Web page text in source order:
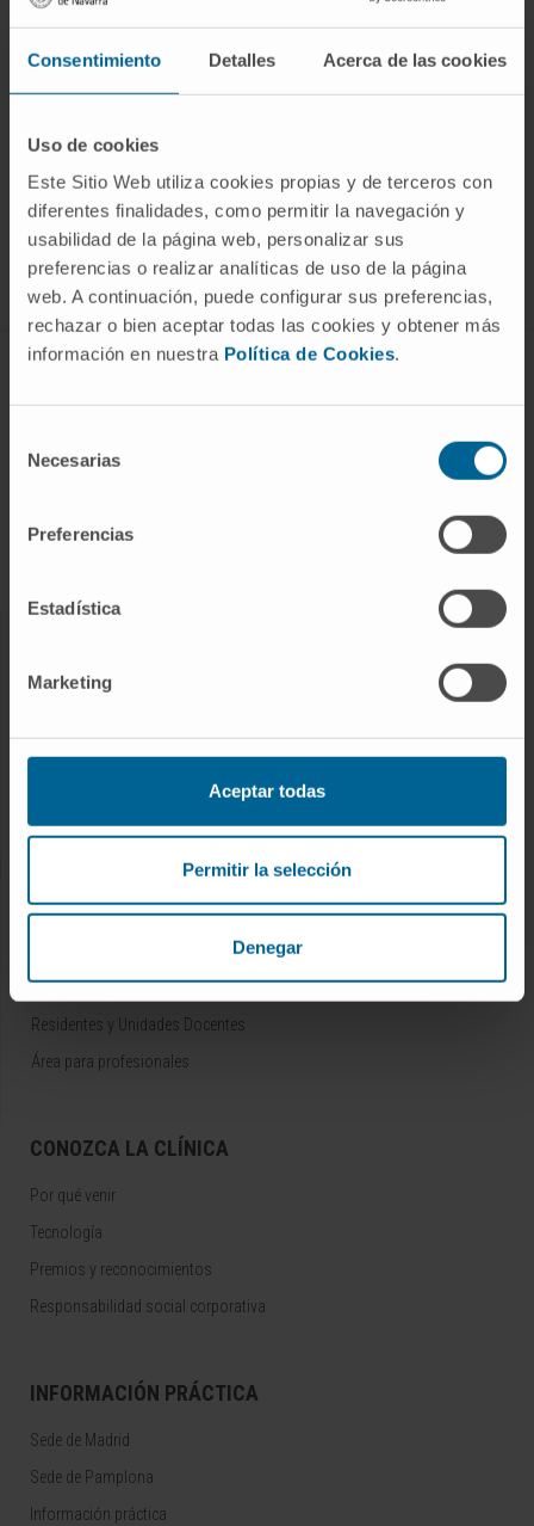
Consentimiento Detalles Acerca de las cookies
Uso de cookies
Este Sitio Web utiliza cookies propias y de terceros con
diferentes finalidades, como permitir la navegación y
usabilidad de la página web, personalizar sus
preferencias o realizar analíticas de uso de la página
web. A continuación, puede configurar sus preferencias,
rechazar o bien aceptar todas las cookies y obtener más
información en nuestra Política de Cookies.
Necesarias
Preferencias
Estadística
Marketing
Aceptar todas
Permitir la selección
Denegar
SUSCRIBIRSE
Síguenos
Pruebas diagnósticas
Cuidados en casa
Conozca a los profesionales
INVESTIGACIÓN Y DOCENCIA
Docencia y formación
Residentes y Unidades Docentes
Área para profesionales
CONOZCA LA CLÍNICA
Por qué venir
Tecnología
Premios y reconocimientos
Responsabilidad social corporativa
INFORMACIÓN PRÁCTICA
Sede de Madrid
Sede de Pamplona
Información práctica